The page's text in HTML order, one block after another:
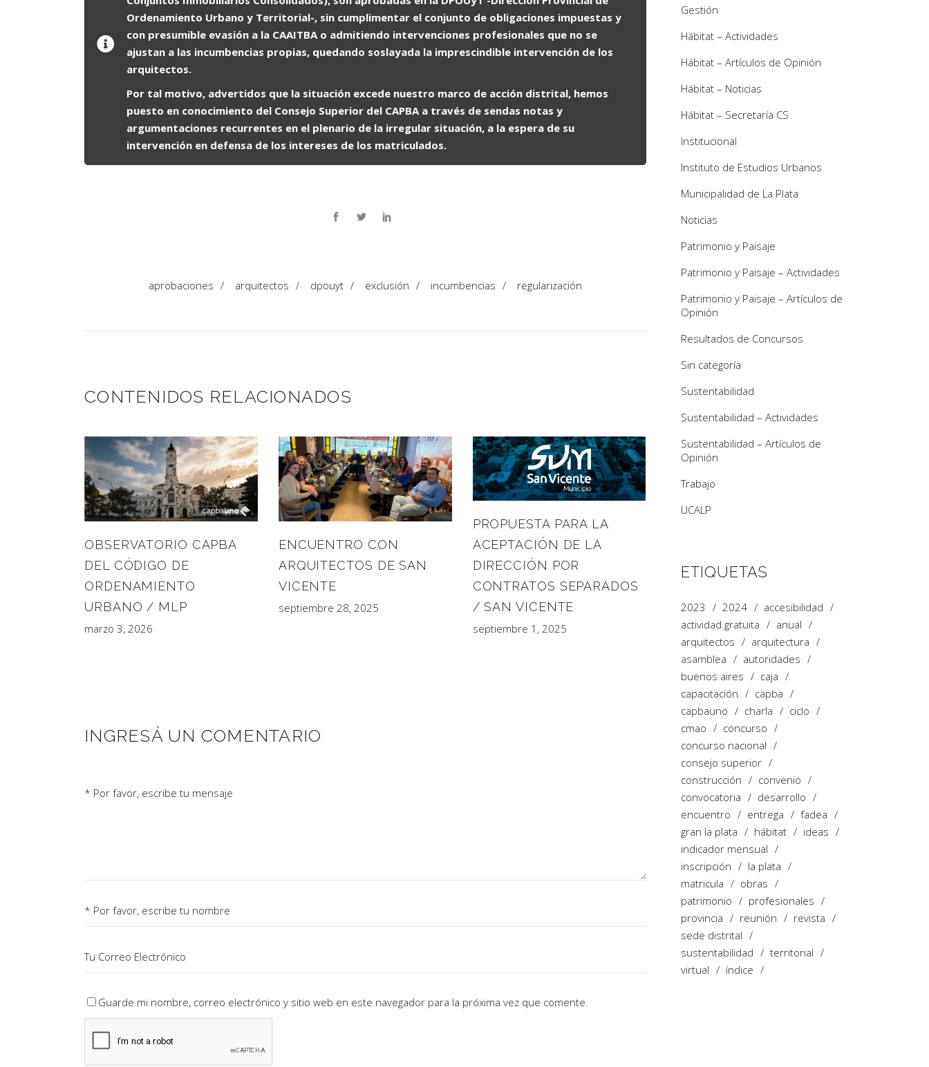
Ordenamiento Urbano y Territorial-, sin cumplimentar el conjunto de obligaciones impuestas y
con presumible evasión a la CAAITBA o admitiendo intervenciones profesionales que no se
ajustan a las incumbencias propias, quedando soslayada la imprescindible intervención de los
arquitectos.
Por tal motivo, advertidos que la situación excede nuestro marco de acción distrital, hemos
puesto en conocimiento del Consejo Superior del CAPBA a través de sendas notas y
argumentaciones recurrentes en el plenario de la irregular situación, a la espera de su
intervención en defensa de los intereses de los matriculados.
aprobaciones / arquitectos / dpouyt / exclusión / incumbencias / regularización
CONTENIDOS RELACIONADOS
OBSERVATORIO CAPBA
DEL CÓDIGO DE
ORDENAMIENTO
URBANO / MLP
marzo 3, 2026
ENCUENTRO CON
ARQUITECTOS DE SAN
VICENTE
septiembre 28, 2025
PROPUESTA PARA LA
ACEPTACIÓN DE LA
DIRECCIÓN POR
CONTRATOS SEPARADOS
/ SAN VICENTE
septiembre 1, 2025
INGRESÁ UN COMENTARIO
Guarde mi nombre, correo electrónico y sitio web en este navegador para la próxima vez que comente.
Gestión
Hábitat – Actividades
Hábitat – Artículos de Opinión
Hábitat – Noticias
Hábitat – Secretaría CS
Institucional
Instituto de Estudios Urbanos
Municipalidad de La Plata
Noticias
Patrimonio y Paisaje
Patrimonio y Paisaje – Actividades
Patrimonio y Paisaje – Artículos de
Opinión
Resultados de Concursos
Sin categoría
Sustentabilidad
Sustentabilidad – Actividades
Sustentabilidad – Artículos de
Opinión
Trabajo
UCALP
ETIQUETAS
2023 2024
accesibilidad
actividad gratuita
anual
arquitectos
arquitectura
asamblea
autoridades
buenos aires
caja
capacitación
capba
capbauno
charla
ciclo
cmao
concurso
concurso nacional
consejo superior
construcción
convenio
convocatoria
desarrollo
encuentro
entrega
fadea
gran la plata
hábitat
ideas
indicador mensual
inscripción
la plata
matricula
obras
patrimonio
profesionales
provincia
reunión
revista
sede distrital
sustentabilidad
territorial
virtual
índice